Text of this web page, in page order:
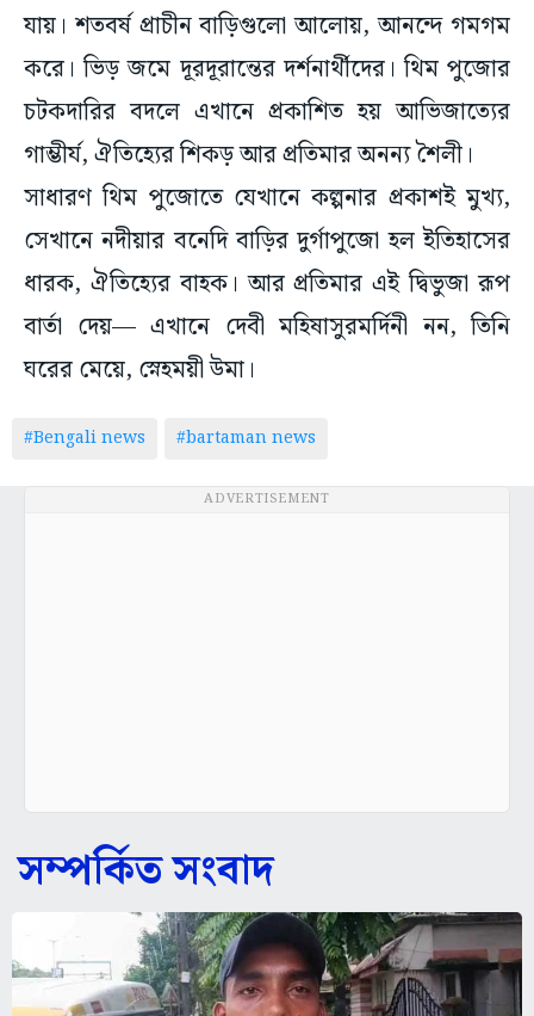
যায়। শতবর্ষ প্রাচীন বাড়িগুলো আলোয়, আনন্দে গমগম
করে। ভিড় জমে দূরদূরান্তের দর্শনার্থীদের। থিম পুজোর
চটকদারির বদলে এখানে প্রকাশিত হয় আভিজাত্যের
গাম্ভীর্য, ঐতিহ্যের শিকড় আর প্রতিমার অনন্য শৈলী।
সাধারণ থিম পুজোতে যেখানে কল্পনার প্রকাশই মুখ্য,
সেখানে নদীয়ার বনেদি বাড়ির দুর্গাপুজো হল ইতিহাসের
ধারক, ঐতিহ্যের বাহক। আর প্রতিমার এই দ্বিভুজা রূপ
বার্তা দেয়— এখানে দেবী মহিষাসুরমর্দিনী নন, তিনি
ঘরের মেয়ে, স্নেহময়ী উমা।
#Bengali news #bartaman news
ADVERTISEMENT
সম্পর্কিত সংবাদ